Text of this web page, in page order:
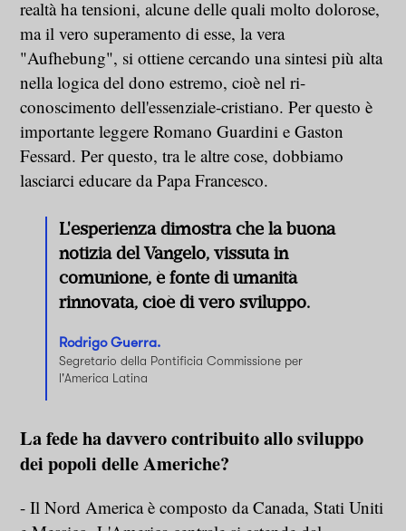
realtà ha tensioni, alcune delle quali molto dolorose,
ma il vero superamento di esse, la vera
"Aufhebung", si ottiene cercando una sintesi più alta
nella logica del dono estremo, cioè nel ri-
conoscimento dell'essenziale-cristiano. Per questo è
importante leggere Romano Guardini e Gaston
Fessard. Per questo, tra le altre cose, dobbiamo
lasciarci educare da Papa Francesco.
L'esperienza dimostra che la buona
notizia del Vangelo, vissuta in
comunione, è fonte di umanità
rinnovata, cioè di vero sviluppo.
Rodrigo Guerra.
Segretario della Pontificia Commissione per
l'America Latina
La fede ha davvero contribuito allo sviluppo
dei popoli delle Americhe?
- Il Nord America è composto da Canada, Stati Uniti